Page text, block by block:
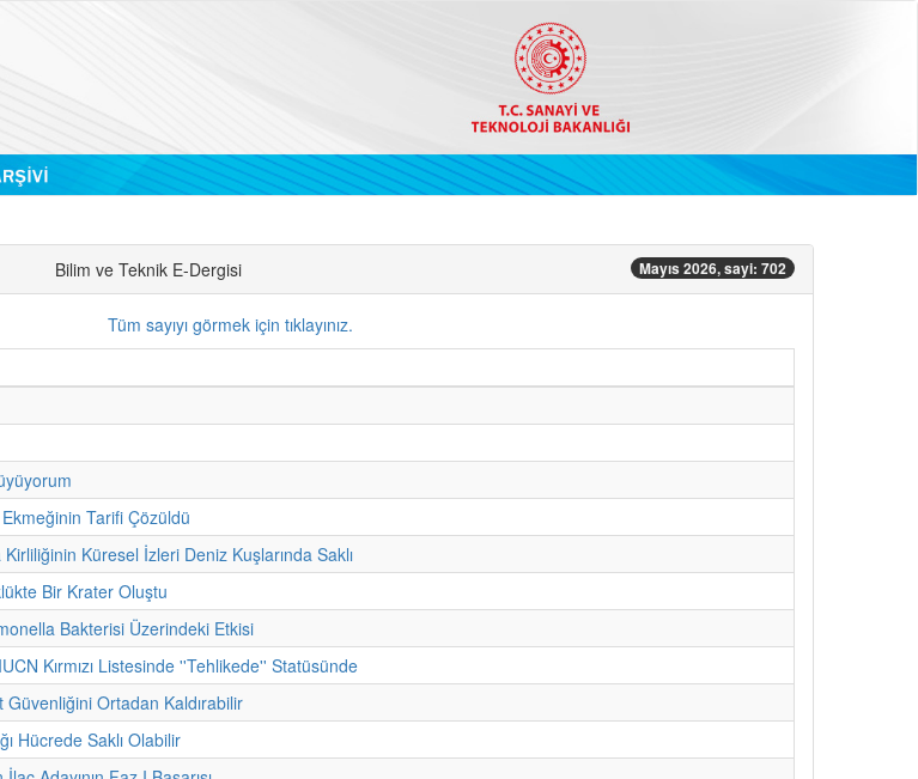
Bilim ve Teknik E-Dergisi Mayıs 2026, sayi: 702
Tüm sayıyı görmek için tıklayınız.
Tarifi Çözüldü
Küresel İzleri Deniz Kuşlarında Saklı
Bir Krater Oluştu
Bakterisi Üzerindeki Etkisi
Kırmızı Listesinde ''Tehlikede'' Statüsünde
Ortadan Kaldırabilir
Hücrede Saklı Olabilir